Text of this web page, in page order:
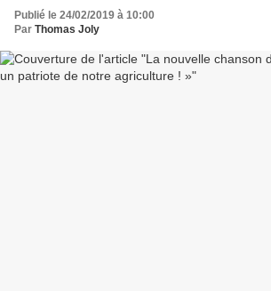
Publié le 24/02/2019 à 10:00
Par Thomas Joly